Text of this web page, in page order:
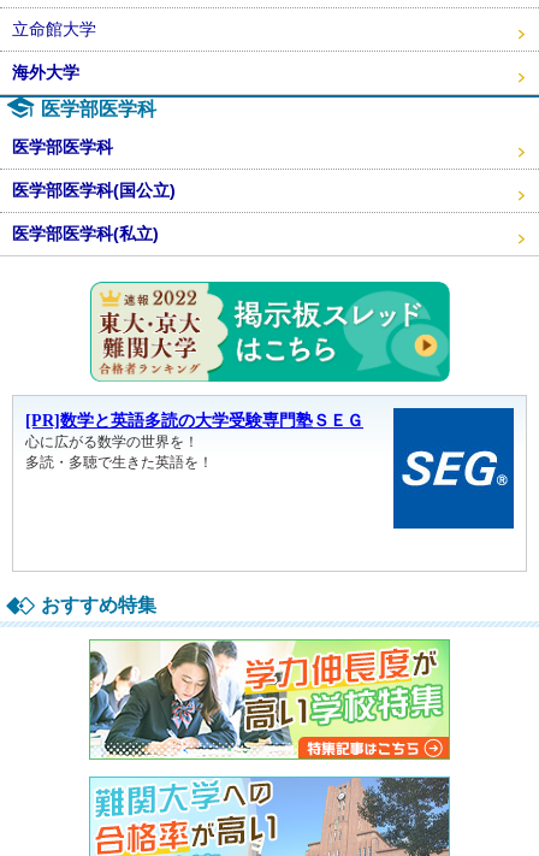
立命館大学
海外大学
医学部医学科
医学部医学科
医学部医学科(国公立)
医学部医学科(私立)
おすすめ特集